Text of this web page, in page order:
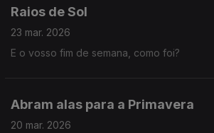
Raios de Sol
23 mar. 2026
E o vosso fim de semana, como foi?
Abram alas para a Primavera
20 mar. 2026